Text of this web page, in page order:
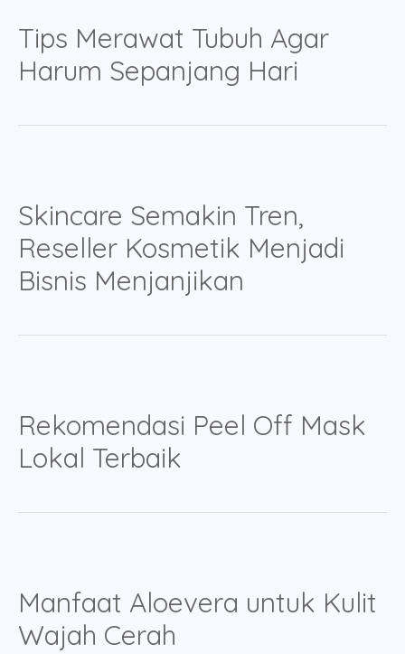
Tips Merawat Tubuh Agar
Harum Sepanjang Hari
Skincare Semakin Tren,
Reseller Kosmetik Menjadi
Bisnis Menjanjikan
Rekomendasi Peel Off Mask
Lokal Terbaik
Manfaat Aloevera untuk Kulit
Wajah Cerah